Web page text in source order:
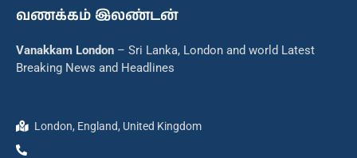
வணக்கம் இலண்டன்
Vanakkam London – Sri Lanka, London and world Latest
Breaking News and Headlines
London, England, United Kingdom